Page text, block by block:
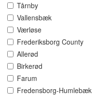
Tårnby
Vallensbæk
Værløse
Frederiksborg County
Allerød
Birkerød
Farum
Fredensborg-Humlebæk